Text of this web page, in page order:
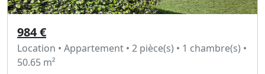
984 €
Location • Appartement • 2 pièce(s) • 1 chambre(s) •
50.65 m²